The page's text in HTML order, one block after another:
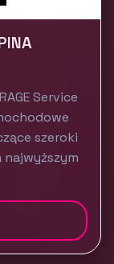
Service
szeroki